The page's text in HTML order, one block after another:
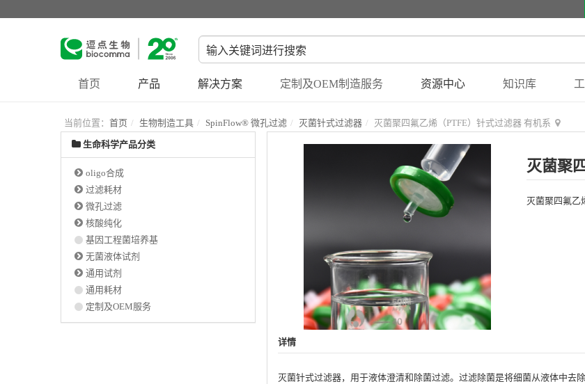
首页 产品 解决方案 定制及OEM制造服务 资源中心 知识库
当前位置： 首页 生物制造工具 SpinFlow® 微孔过滤 灭菌针式过滤器 灭菌聚四氟乙烯（PTFE）针式过滤器 有机系
灭菌聚
灭菌聚四氟乙
详情
灭菌针式过滤器，用于液体澄清和除菌过滤。过滤除菌是将细菌从液体中去
生命科学产品分类
oligo合成
过滤耗材
微孔过滤
核酸纯化
基因工程菌培养基
无菌液体试剂
通用试剂
通用耗材
定制及OEM服务